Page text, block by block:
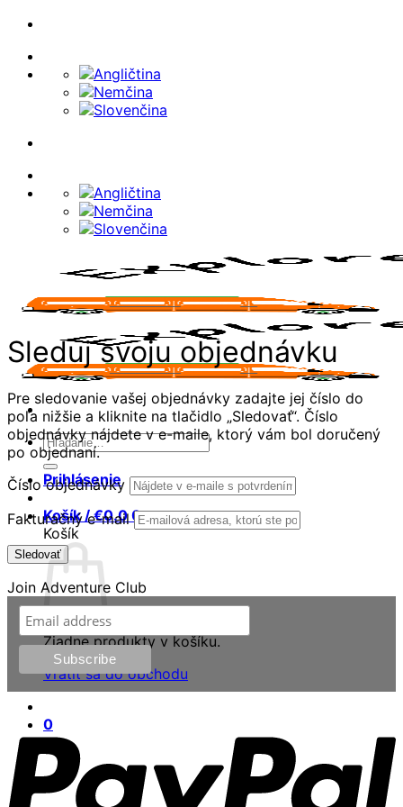
Skip
content
Hľadať:
Prihlásenie
Košík /€0.0 0
Košík
Žiadne produkty v košíku.
Vrátiť sa do obchodu
0
Sleduj svoju objednávku
Pre sledovanie vašej objednávky zadajte jej číslo do
poľa nižšie a kliknite na tlačidlo „Sledovať“. Číslo
objednávky nájdete v e-maile, ktorý vám bol doručený
po objednaní.
Číslo objednávky
Fakturačný e-mail
Sledovať
Join Adventure Club